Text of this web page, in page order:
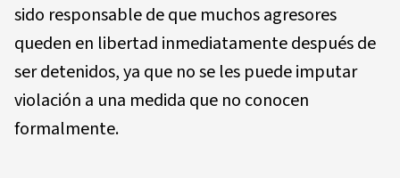
sido responsable de que muchos agresores
queden en libertad inmediatamente después de
ser detenidos, ya que no se les puede imputar
violación a una medida que no conocen
formalmente.